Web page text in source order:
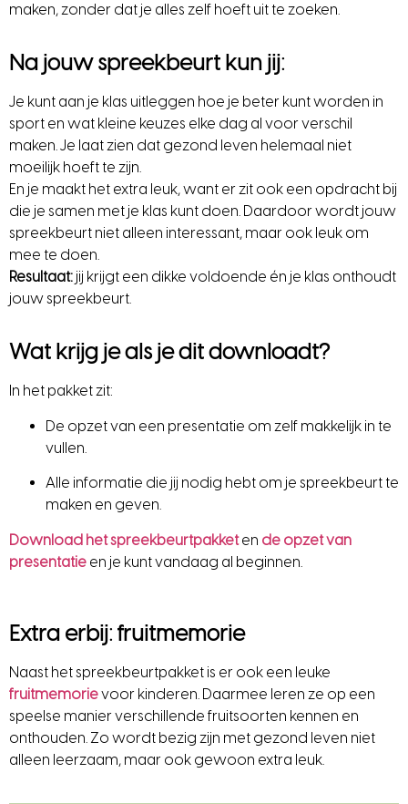
maken, zonder dat je alles zelf hoeft uit te zoeken.
Na jouw spreekbeurt kun jij:
Je kunt aan je klas uitleggen hoe je beter kunt worden in
sport en wat kleine keuzes elke dag al voor verschil
maken. Je laat zien dat gezond leven helemaal niet
moeilijk hoeft te zijn.
En je maakt het extra leuk, want er zit ook een opdracht bij
die je samen met je klas kunt doen. Daardoor wordt jouw
spreekbeurt niet alleen interessant, maar ook leuk om
mee te doen.
Resultaat: jij krijgt een dikke voldoende én je klas onthoudt
jouw spreekbeurt.
Wat krijg je als je dit downloadt?
In het pakket zit:
De opzet van een presentatie om zelf makkelijk in te
vullen.
Alle informatie die jij nodig hebt om je spreekbeurt te
maken en geven.
Download het spreekbeurtpakketen de opzet van
presentatie en je kunt vandaag al beginnen.
Extra erbij: fruitmemorie
Naast het spreekbeurtpakket is er ook een leuke
fruitmemorievoor kinderen. Daarmee leren ze op een
speelse manier verschillende fruitsoorten kennen en
onthouden. Zo wordt bezig zijn met gezond leven niet
alleen leerzaam, maar ook gewoon extra leuk.